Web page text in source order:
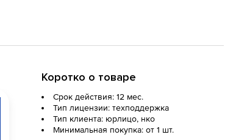
Коротко о товаре
Срок действия: 12 мес.
Тип лицензии: техподдержка
Тип клиента: юрлицо, нко
Минимальная покупка: от 1 шт.